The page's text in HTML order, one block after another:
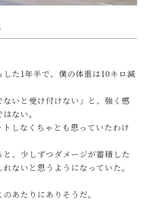
した1年半で、僕の体重は10キロ減
ないと受け付けない」と、強く感
ない。
トしなくちゃとも思っていたわけ
と、少しずつダメージが蓄積した
ないと思うようになっていた。
あたりにありそうだ。